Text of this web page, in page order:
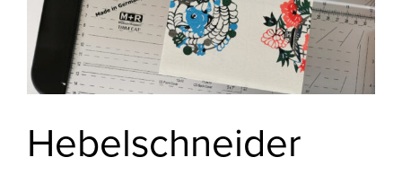
Hebelschneider